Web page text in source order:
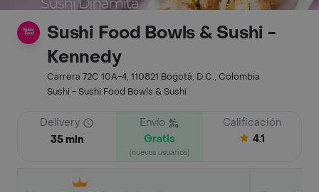
Sushi Food Bowls & Sushi -
Kennedy
Carrera 72C 10A-4, 110821 Bogotá, D.C., Colombia
Sushi - Sushi Food Bowls & Sushi
Delivery
35 min
Envío
Gratis
(nuevos usuarios)
Calificación
4.1